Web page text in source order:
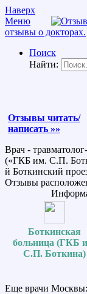
Наверх
Меню
отзывы о докторах.
Поиск
Найти:
Отзывы читать/
написать »»
Врач -
(«ГКБ им. С.П.
й Боткинский
Отзывы
Боткинская
больница (ГКБ
С.П. Боткина)
Еще врачи Москвы: